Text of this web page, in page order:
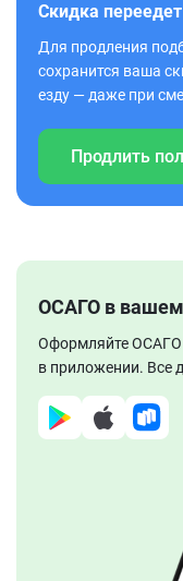
Скидка
Для продления
сохранится ваша
езду — даже при
Продлить
ОСАГО в
Оформляйте ОСАГО
в приложении. Все